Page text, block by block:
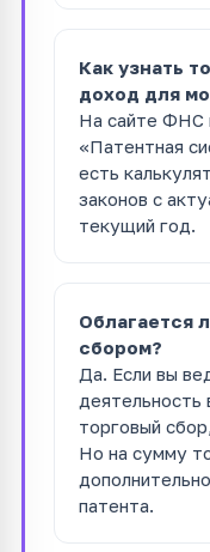
Как узнать
доход для
На сайте ФНС
«Патентная
есть
законов с
текущий год.
Облагается
сбором?
Да. Если вы
торговый
Но на сумму
патента.